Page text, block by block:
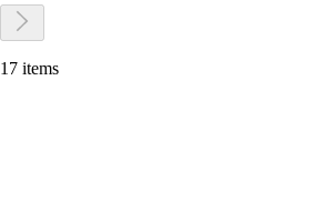
17 items